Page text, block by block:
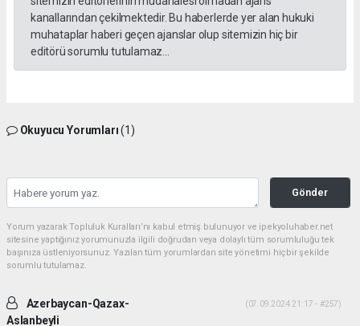
kanallarından çekilmektedir. Bu haberlerde yer alan hukuki
muhataplar haberi geçen ajanslar olup sitemizin hiç bir
editörü sorumlu tutulamaz...
Okuyucu Yorumları(1)
Gönder
Yorum yazarak Topluluk Kuralları’nı kabul etmiş bulunuyor ve ipekyoluhaber.net
sitesine yaptığınız yorumunuzla ilgili doğrudan veya dolaylı tüm sorumluluğu tek
başınıza üstleniyorsunuz. Yazılan tüm yorumlardan site yönetimi hiçbir şekilde
sorumlu tutulamaz.
Azerbaycan-Qazax-
Aslanbeyli
(07.09.2024 21:17 - #257)